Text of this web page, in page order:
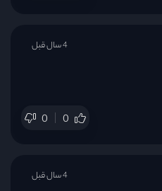
0 0
4 سال قبل
4 سال قبل